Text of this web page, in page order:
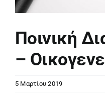
Ποινική
–
5 Μαρτίου 2019